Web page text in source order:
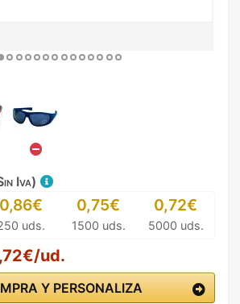
Iva)
0,86€
uds.
0,75€
1500 uds.
0,72€
5000 uds.
ud.
Y PERSONALIZA